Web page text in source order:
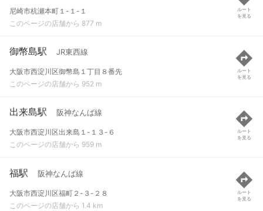
尼崎市杭瀬本町１-１-１
このページの店舗から 877 m
ルート
を見る
御幣島駅 JR東西線
大阪市西淀川区御幣島１丁目８番先
このページの店舗から 952 m
ルート
を見る
出来島駅 阪神なんば線
大阪市西淀川区出来島１-１３-６
このページの店舗から 959 m
ルート
を見る
福駅 阪神なんば線
大阪市西淀川区福町２-３-２８
このページの店舗から 1.4 km
ルート
を見る